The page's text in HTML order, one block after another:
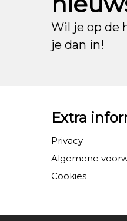
Wil je op de
je dan in!
Extra
Privacy
Algemene
Cookies